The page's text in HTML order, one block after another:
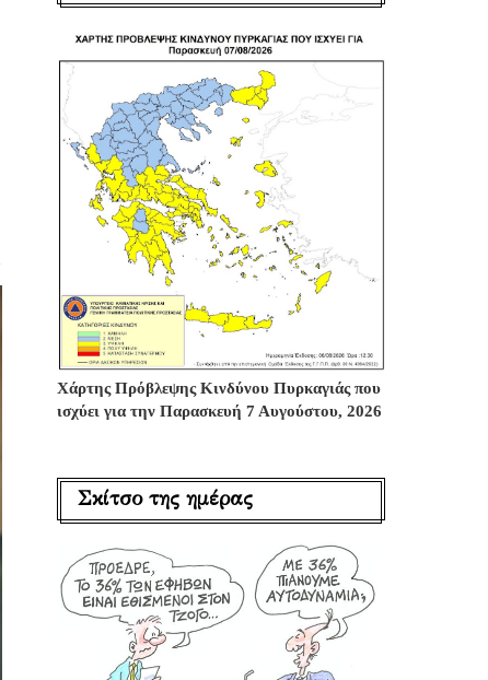
Χάρτης Πρόβλεψης Κινδύνου Πυρκαγιάς που
ισχύει για την Παρασκευή 7 Αυγούστου, 2026
Σκίτσο της ημέρας